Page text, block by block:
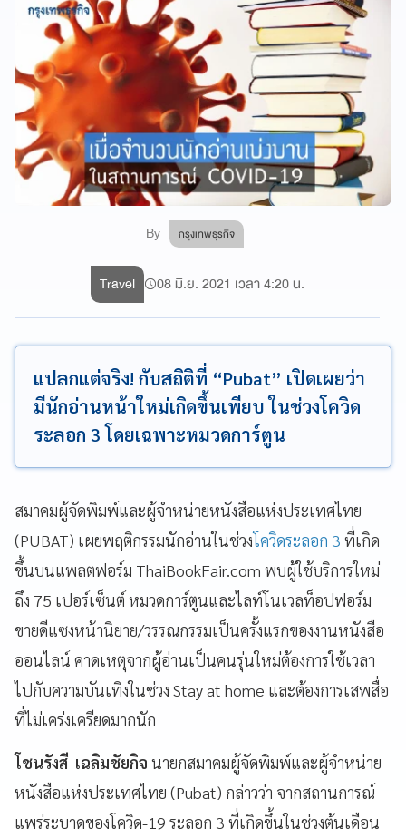
By กรุงเทพธุรกิจ
Travel 08 มิ.ย. 2021 เวลา 4:20 น.
แปลกแต่จริง! กับสถิติที่ “Pubat” เปิดเผยว่า
มีนักอ่านหน้าใหม่เกิดขึ้นเพียบ ในช่วงโควิด
ระลอก 3 โดยเฉพาะหมวดการ์ตูน
สมาคมผู้จัดพิมพ์และผู้จำหน่ายหนังสือแห่งประเทศไทย
(PUBAT) เผยพฤติกรรมนักอ่านในช่วงโควิดระลอก 3 ที่เกิด
ขึ้นบนแพลตฟอร์ม ThaiBookFair.com พบผู้ใช้บริการใหม่
ถึง 75 เปอร์เซ็นต์ หมวดการ์ตูนและไลท์โนเวลท็อปฟอร์ม
ขายดีแซงหน้านิยาย/วรรณกรรมเป็นครั้งแรกของงานหนังสือ
ออนไลน์ คาดเหตุจากผู้อ่านเป็นคนรุ่นใหม่ต้องการใช้เวลา
ไปกับความบันเทิงในช่วง Stay at home และต้องการเสพสื่อ
ที่ไม่เคร่งเครียดมากนัก
โชนรังสี เฉลิมชัยกิจ นายกสมาคมผู้จัดพิมพ์และผู้จำหน่าย
หนังสือแห่งประเทศไทย (Pubat) กล่าวว่า จากสถานการณ์
แพร่ระบาดของโควิด-19 ระลอก 3 ที่เกิดขึ้นในช่วงต้นเดือน